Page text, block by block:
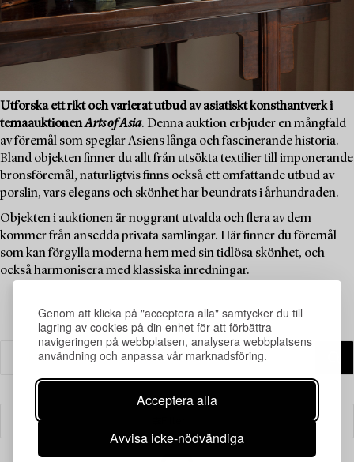
Genom att klicka på "acceptera alla" samtycker du till
lagring av cookies på din enhet för att förbättra
navigeringen på webbplatsen, analysera webbplatsens
användning och anpassa vår marknadsföring.
Acceptera alla
Avvisa icke-nödvändiga
Utforska ett rikt och varierat utbud av asiatiskt konsthantverk i
temaauktionenArts of Asia. Denna auktion erbjuder en mångfald
av föremål som speglar Asiens långa och fascinerande historia.
Bland objekten finner du allt från utsökta textilier till imponerande
bronsföremål, naturligtvis finns också ett omfattande utbud av
porslin, vars elegans och skönhet har beundrats i århundraden.
Objekten i auktionen är noggrant utvalda och flera av dem
kommer från ansedda privata samlingar. Här finner du föremål
som kan förgylla moderna hem med sin tidlösa skönhet, och
också harmonisera med klassiska inredningar.